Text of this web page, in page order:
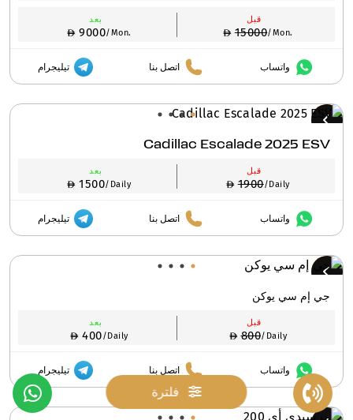
فلترة
قبل
15000/Mon.
بعد
9000/Mon.
واتساب اتصل بنا تيليجرام
Cadillac Escalade 2025 ESV
قبل
1900/Daily
بعد
1500/Daily
واتساب اتصل بنا تيليجرام
جي إم سي يوكن
قبل
800/Daily
بعد
400/Daily
واتساب اتصل بنا تيليجرام